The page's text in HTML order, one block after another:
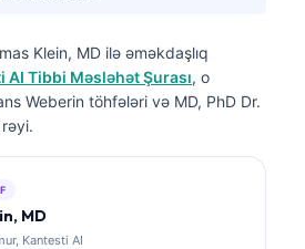
Klein, MD ilə əməkdaşlıq
AI Tibbi Məsləhət Şurası, o
Weberin töhfələri və MD, PhD Dr.
MD
Kantesti AI